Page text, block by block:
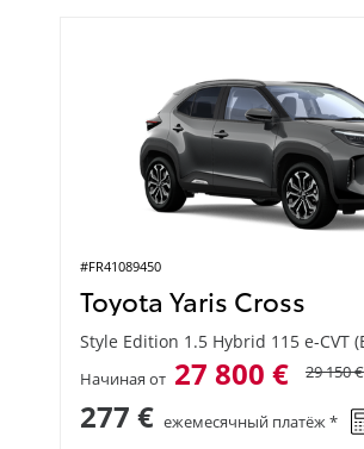
#FR41089450
Toyota Yaris Cross
Начиная от 27 800 € 29 150 €
277 € ежемесячный платёж *